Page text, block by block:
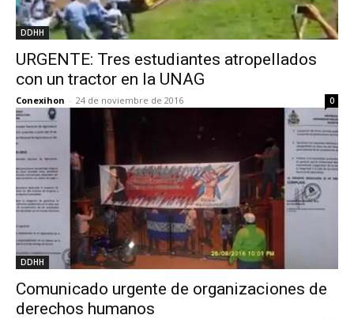
DDHH
URGENTE: Tres estudiantes atropellados
con un tractor en la UNAG
Conexihon - 24 de noviembre de 2016 0
DDHH
Comunicado urgente de organizaciones de
derechos humanos